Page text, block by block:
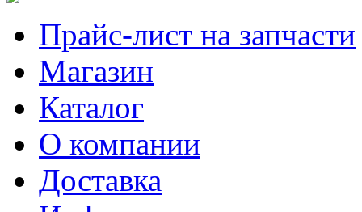
Прайс-лист на запчасти
Магазин
Каталог
О компании
Доставка